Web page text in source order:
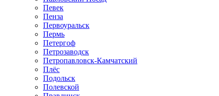
Певек
Пенза
Первоуральск
Пермь
Петергоф
Петрозаводск
Петропавловск-Камчатский
Плёс
Подольск
Полевской